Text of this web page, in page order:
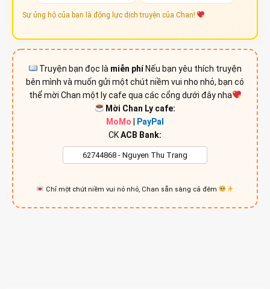
Sự ủng hộ của bạn là động lực dịch truyện của Chan!
Truyện bạn đọc là miễn phíNếu bạn yêu thích truyện
bên mình và muốn gửi một chút niềm vui nho nhỏ, bạn có
thể mời Chan một ly cafe qua các cổng dưới đây nha
Mời Chan Ly cafe:
MoMo
PayPal
CKACB Bank:
Chỉ một chút niềm vui nỏ nhỏ, Chan sẵn sàng cả đêm